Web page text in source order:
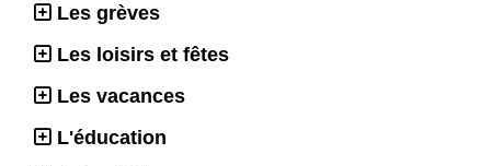
Les grèves
Les loisirs et fêtes
Les vacances
L'éducation